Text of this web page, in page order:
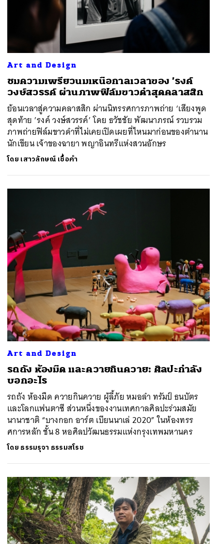
Art and Design
ชมความเพรียวนมเหนือกาลเวลาของ ’รงค์
วงษ์สวรรค์ ผ่านภาพฟิล์มขาวดำสุดคลาสสิก
ย้อนเวลาสู่ความคลาสสิก ผ่านนิทรรศการภาพถ่าย ‘เสียงพูด
สุดท้าย ’รงค์ วงษ์สวรรค์’ โดย ธวัชชัย พัฒนาภรณ์ รวบรวม
ภาพถ่ายฟิล์มขาวดำที่ไม่เคยเปิดเผยที่ไหนมาก่อนของตำนาน
นักเขียน เจ้าของฉายา พญาอินทรีแห่งสวนอักษร
โดย เสาวลักษณ์ เชื้อคำ
Art and Design
รถถัง ห้องมืด และควายกินควาย: ศิลปะกำลัง
บอกอะไร
รถถัง ห้องมืด ควายกินควาย ผู้ลี้ภัย หมอลำ ทรัมป์ ธนบัตร
และโลกแฟนตาซี ส่วนหนึ่งของงานเทศกาลศิลปะร่วมสมัย
นานาชาติ “บางกอก อาร์ต เบียนนาเล่ 2020” ในห้องทรร
ศการหลัก ชั้น 8 หอศิลปวัฒนธรรมแห่งกรุงเทพมหานคร
โดย ธรรมรุจา ธรรมสโรช
ค้นหา
SHARE TWEET LINE EMAIL